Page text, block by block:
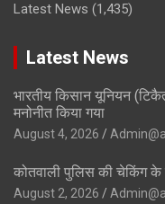
Latest News (1,435)
Latest News
भारतीय किसान यूनियन
मनोनीत किया गया
August 4, 2026
कोतवाली पुलिस की चेकिंग के
August 2, 2026